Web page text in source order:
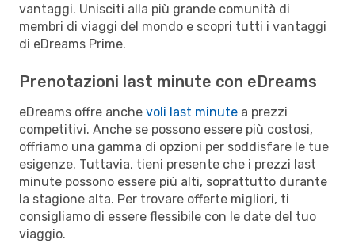
vantaggi. Unisciti alla più grande comunità di
membri di viaggi del mondo e scopri tutti i vantaggi
di eDreams Prime.
Prenotazioni last minute con eDreams
eDreams offre anche voli last minute a prezzi
competitivi. Anche se possono essere più costosi,
offriamo una gamma di opzioni per soddisfare le tue
esigenze. Tuttavia, tieni presente che i prezzi last
minute possono essere più alti, soprattutto durante
la stagione alta. Per trovare offerte migliori, ti
consigliamo di essere flessibile con le date del tuo
viaggio.